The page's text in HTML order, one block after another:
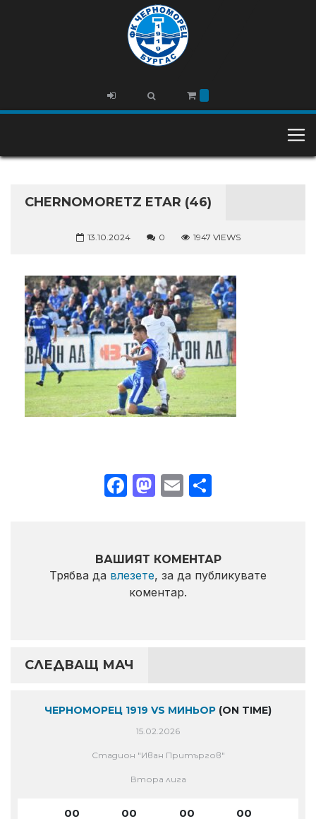
CHERNOMORETZ ETAR (46)
13.10.2024 0 1947 VIEWS
Facebook
Mastodon
Email
ВАШИЯТ КОМЕНТАР
Трябва да влезете, за да публикувате
коментар.
СЛЕДВАЩ МАЧ
ЧЕРНОМОРЕЦ 1919 VS МИНЬОР (ON TIME)
15.02.2026
Стадион "Иван Притъргов"
Втора лига
00 00 00 00